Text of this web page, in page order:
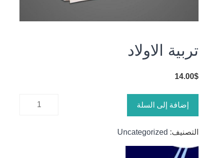
تربية الاولاد
14.00$
كمية تربية
إضافة إلى السلة
التصنيف: Uncategorized